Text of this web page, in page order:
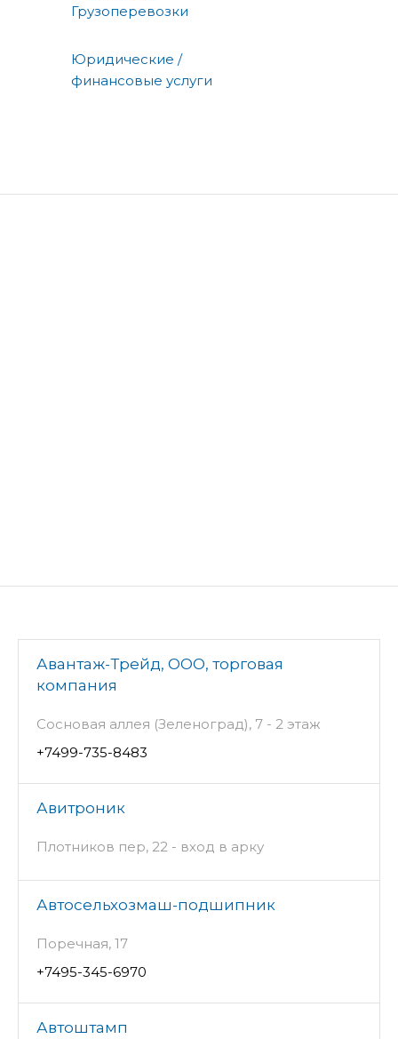
Грузоперевозки
Юридические /
финансовые услуги
Авантаж-Трейд, ООО, торговая
компания
Сосновая аллея (Зеленоград), 7 - 2 этаж
+7499-735-8483
Авитроник
Плотников пер, 22 - вход в арку
Автосельхозмаш-подшипник
Поречная, 17
+7495-345-6970
Автоштамп